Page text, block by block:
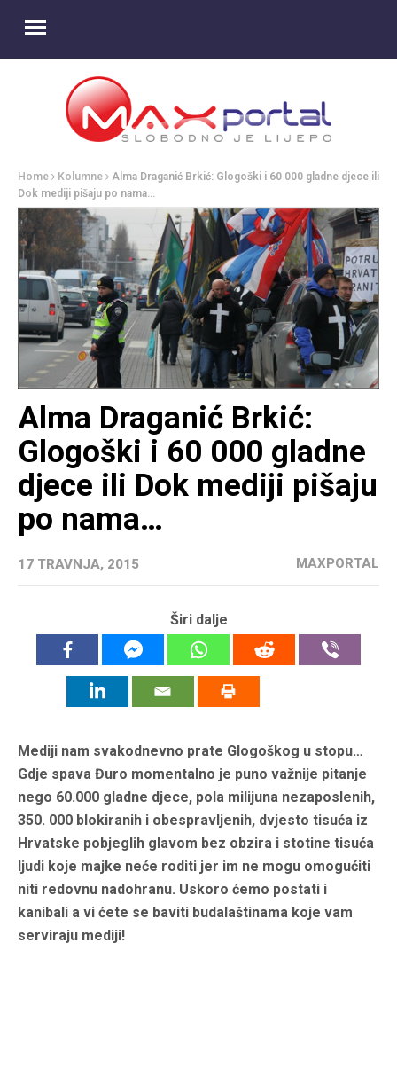
Home Kolumne
Alma Draganić Brkić: Glogoški i 60 000 gladne djece ili
Dok mediji pišaju po nama…
Alma Draganić Brkić:
Glogoški i 60 000 gladne
djece ili Dok mediji pišaju
po nama…
17 TRAVNJA, 2015 MAXPORTAL
Širi dalje
Mediji nam svakodnevno prate Glogoškog u stopu…
Gdje spava Đuro momentalno je puno važnije pitanje
nego 60.000 gladne djece, pola milijuna nezaposlenih,
350. 000 blokiranih i obespravljenih, dvjesto tisuća iz
Hrvatske pobjeglih glavom bez obzira i stotine tisuća
ljudi koje majke neće roditi jer im ne mogu omogućiti
niti redovnu nadohranu. Uskoro ćemo postati i
kanibali a vi ćete se baviti budalaštinama koje vam
serviraju mediji!